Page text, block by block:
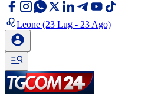
Leone (23 Lug - 23 Ago)